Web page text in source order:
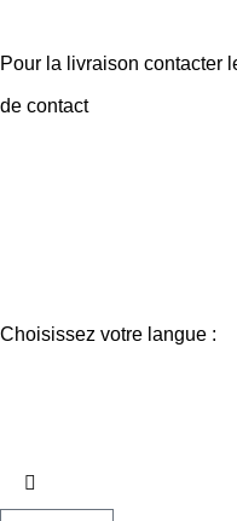
Pour la livraison contacter
de contact
Choisissez votre langue :